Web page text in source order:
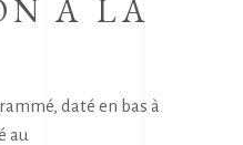
A LA
daté en bas à
au